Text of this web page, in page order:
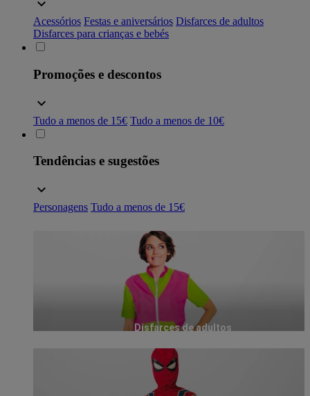
Acessórios Festas e aniversários Disfarces de adultos
Disfarces para crianças e bebés
Promoções e descontos
Tudo a menos de 15€ Tudo a menos de 10€
Tendências e sugestões
Personagens Tudo a menos de 15€
Disfarces de adultos